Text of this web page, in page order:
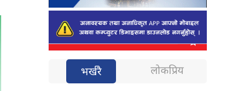
भर्खरै लोकप्रिय